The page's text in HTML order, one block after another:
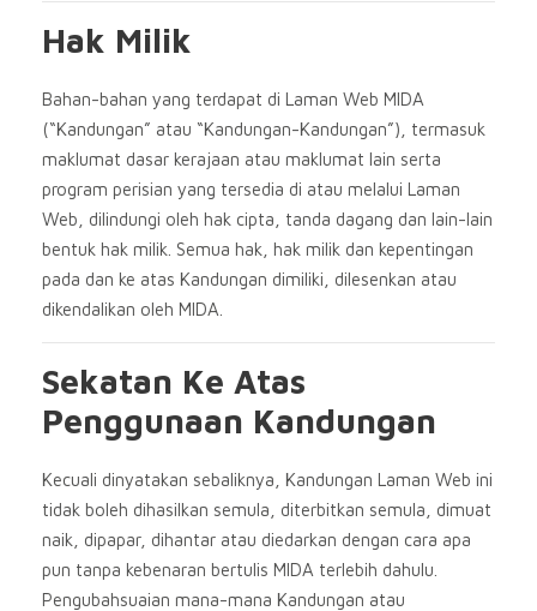
Hak Milik
Bahan-bahan yang terdapat di Laman Web MIDA
(“Kandungan” atau “Kandungan-Kandungan”), termasuk
maklumat dasar kerajaan atau maklumat lain serta
program perisian yang tersedia di atau melalui Laman
Web, dilindungi oleh hak cipta, tanda dagang dan lain-lain
bentuk hak milik. Semua hak, hak milik dan kepentingan
pada dan ke atas Kandungan dimiliki, dilesenkan atau
dikendalikan oleh MIDA.
Sekatan Ke Atas
Penggunaan Kandungan
Kecuali dinyatakan sebaliknya, Kandungan Laman Web ini
tidak boleh dihasilkan semula, diterbitkan semula, dimuat
naik, dipapar, dihantar atau diedarkan dengan cara apa
pun tanpa kebenaran bertulis MIDA terlebih dahulu.
Pengubahsuaian mana-mana Kandungan atau